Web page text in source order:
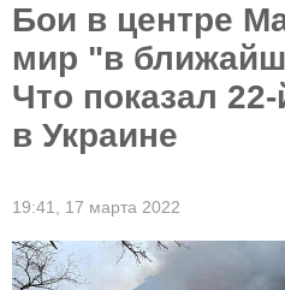
Бои в центре
мир "в
Что показал
в Украине
19:41, 17 марта 2022